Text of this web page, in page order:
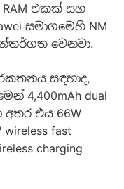
එකක් සහ
සමාගමෙහි NM
වෙනවා.
සඳහාද,
4,400mAh dual
එය 66W
fast
charging